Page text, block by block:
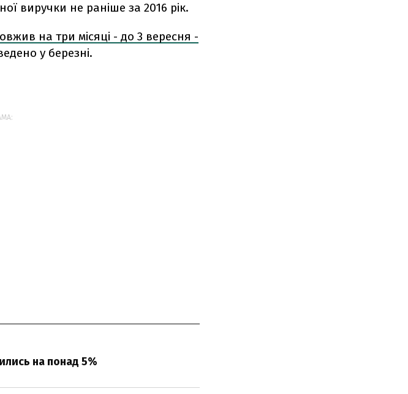
виручки не раніше за 2016 рік.
на три місяці - до 3 вересня -
у березні.
на понад 5%